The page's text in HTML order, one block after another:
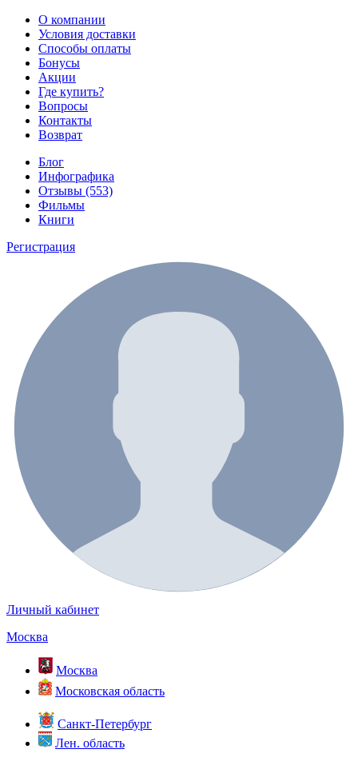
О компании
Условия доставки
Способы оплаты
Бонусы
Акции
Где купить?
Вопросы
Контакты
Возврат
Блог
Инфографика
Отзывы (553)
Фильмы
Книги
Регистрация
Личный кабинет
Москва
Москва
Московская область
Санкт-Петербург
Лен. область